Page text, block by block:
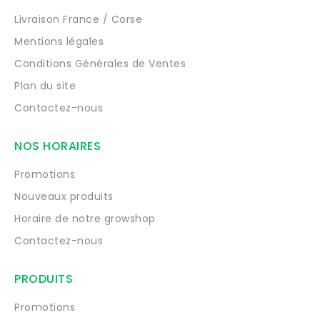
Livraison France / Corse
Mentions légales
Conditions Générales de Ventes
Plan du site
Contactez-nous
NOS HORAIRES
Promotions
Nouveaux produits
Horaire de notre growshop
Contactez-nous
PRODUITS
Promotions